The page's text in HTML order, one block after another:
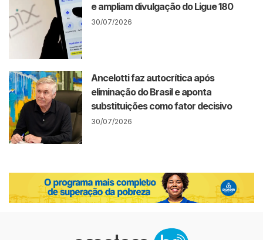
e ampliam divulgação do Ligue 180
30/07/2026
Ancelotti faz autocrítica após
eliminação do Brasil e aponta
substituições como fator decisivo
30/07/2026